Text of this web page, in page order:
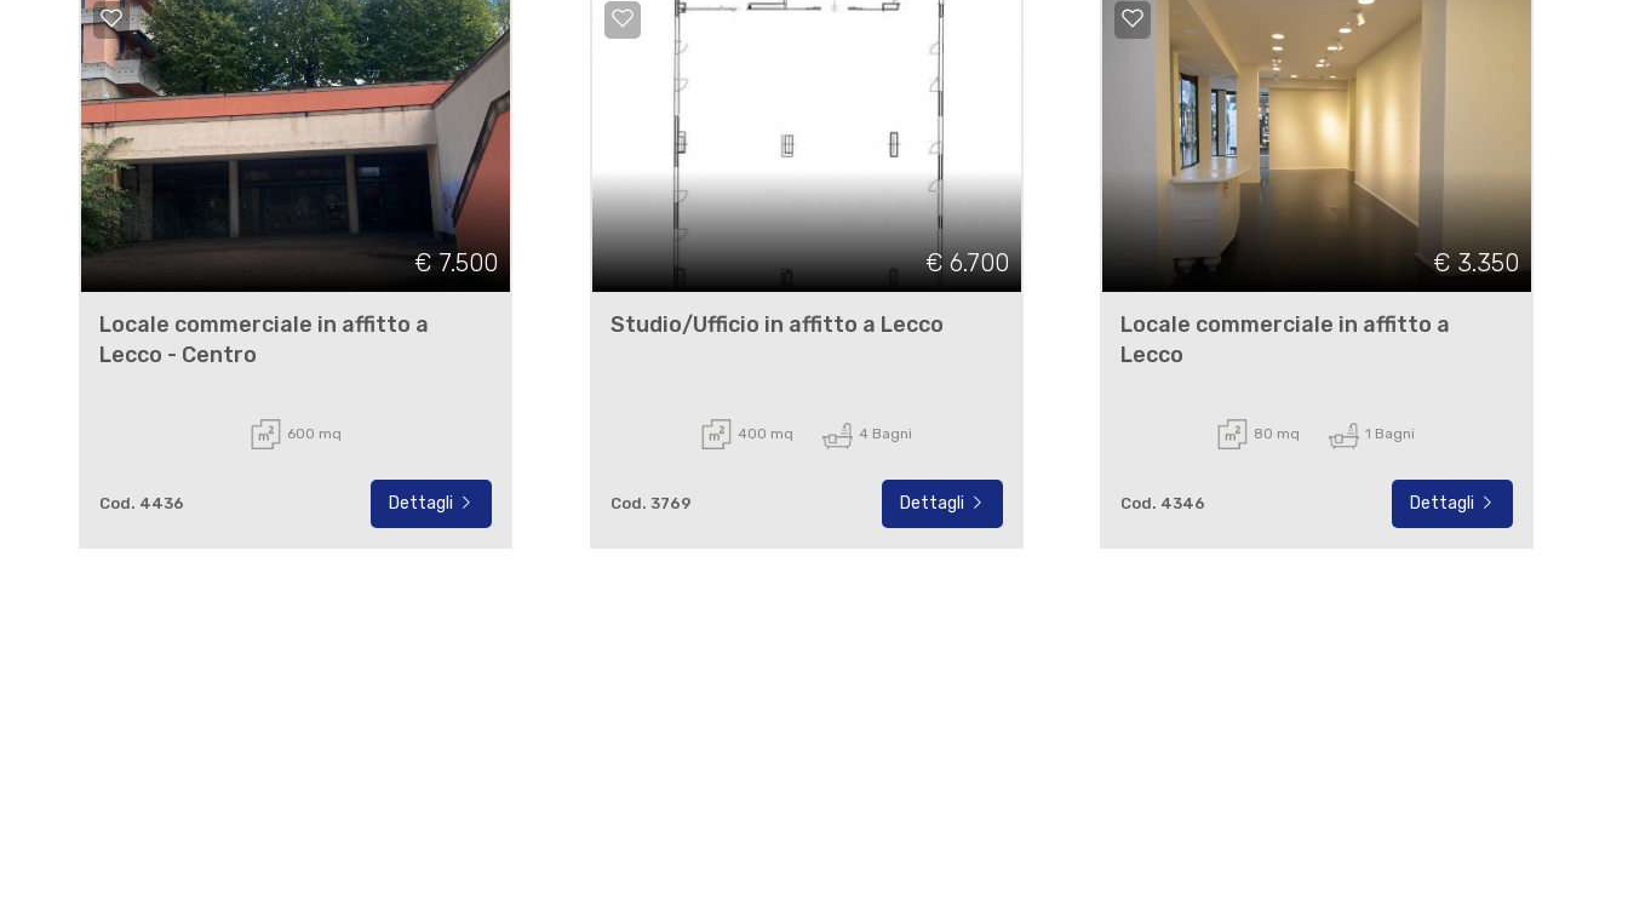
€ 7.500
Locale commerciale in affitto a
Lecco - Centro
600 mq
Cod. 4436 Dettagli
€ 6.700
Studio/Ufficio in affitto a Lecco
400 mq 4 Bagni
Cod. 3769 Dettagli
€ 3.350
Locale commerciale in affitto a
Lecco
80 mq 1 Bagni
Cod. 4346 Dettagli